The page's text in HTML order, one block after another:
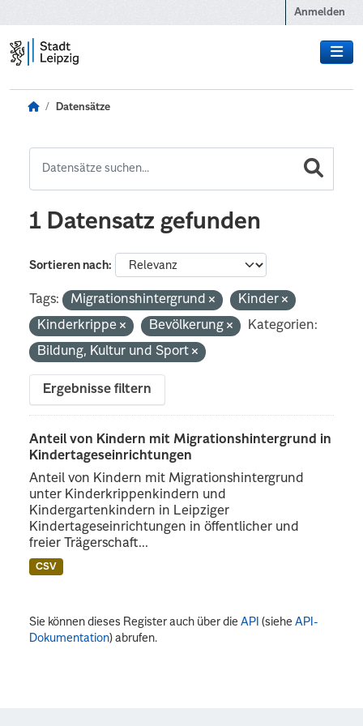
Anmelden
Datensätze
1 Datensatz gefunden
Sortieren nach
Tags: Migrationshintergrund
Kinder
Kinderkrippe
Bevölkerung
Kategorien:
Bildung, Kultur und Sport
Ergebnisse filtern
Anteil von Kindern mit Migrationshintergrund in
Kindertageseinrichtungen
Anteil von Kindern mit Migrationshintergrund
unter Kinderkrippenkindern und
Kindergartenkindern in Leipziger
Kindertageseinrichtungen in öffentlicher und
freier Trägerschaft...
CSV
Sie können dieses Register auch über dieAPI (sieheAPI-
Dokumentation) abrufen.